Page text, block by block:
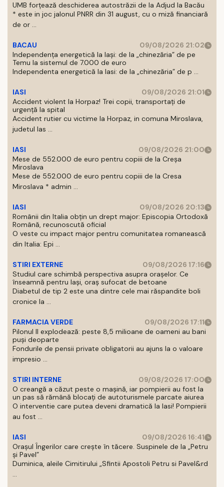
UMB forțează deschiderea autostrăzii de la Adjud la Bacău
* este in joc jalonul PNRR din 31 august, cu o miză financiară
de or ...
BACAU
09/08/2026 21:02
Independența energetică la Iași: de la „chinezăria” de pe
Temu la sistemul de 7.000 de euro
Independenta energetică la Iasi: de la „chinezăria” de p ...
IASI
09/08/2026 21:01
Accident violent la Horpaz! Trei copii, transportați de
urgență la spital
Accident rutier cu victime la Horpaz, in comuna Miroslava,
judetul Ias ...
IASI
09/08/2026 21:00
Mese de 552.000 de euro pentru copiii de la Creșa
Miroslava
Mese de 552.000 de euro pentru copiii de la Cresa
Miroslava * admin ...
IASI
09/08/2026 20:13
Românii din Italia obțin un drept major: Episcopia Ortodoxă
Română, recunoscută oficial
O veste cu impact major pentru comunitatea romanească
din Italia: Epi ...
STIRI EXTERNE
09/08/2026 17:16
Studiul care schimbă perspectiva asupra orașelor. Ce
înseamnă pentru Iași, oraș sufocat de betoane
Diabetul de tip 2 este una dintre cele mai răspandite boli
cronice la ...
FARMACIA VERDE
09/08/2026 17:11
Pilonul II explodează: peste 8,5 milioane de oameni au bani
puși deoparte
Fondurile de pensii private obligatorii au ajuns la o valoare
impresio ...
STIRI INTERNE
09/08/2026 17:00
O creangă a căzut peste o mașină, iar pompierii au fost la
un pas să rămână blocați de autoturismele parcate aiurea
O interventie care putea deveni dramatică la Iasi! Pompierii
au fost ...
IASI
09/08/2026 16:41
Orașul Îngerilor care crește în tăcere. Suspinele de la „Petru
și Pavel”
Duminica, aleile Cimitirului „Sfintii Apostoli Petru si Pavel&rd
...